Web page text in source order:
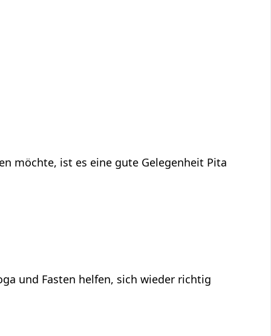
möchte, ist es eine gute Gelegenheit Pita
und Fasten helfen, sich wieder richtig